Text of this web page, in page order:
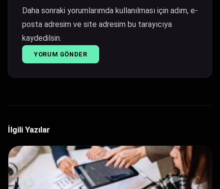
Daha sonraki yorumlarımda kullanılması için adım, e-
posta adresim ve site adresim bu tarayıcıya
kaydedilsin.
İlgili Yazılar